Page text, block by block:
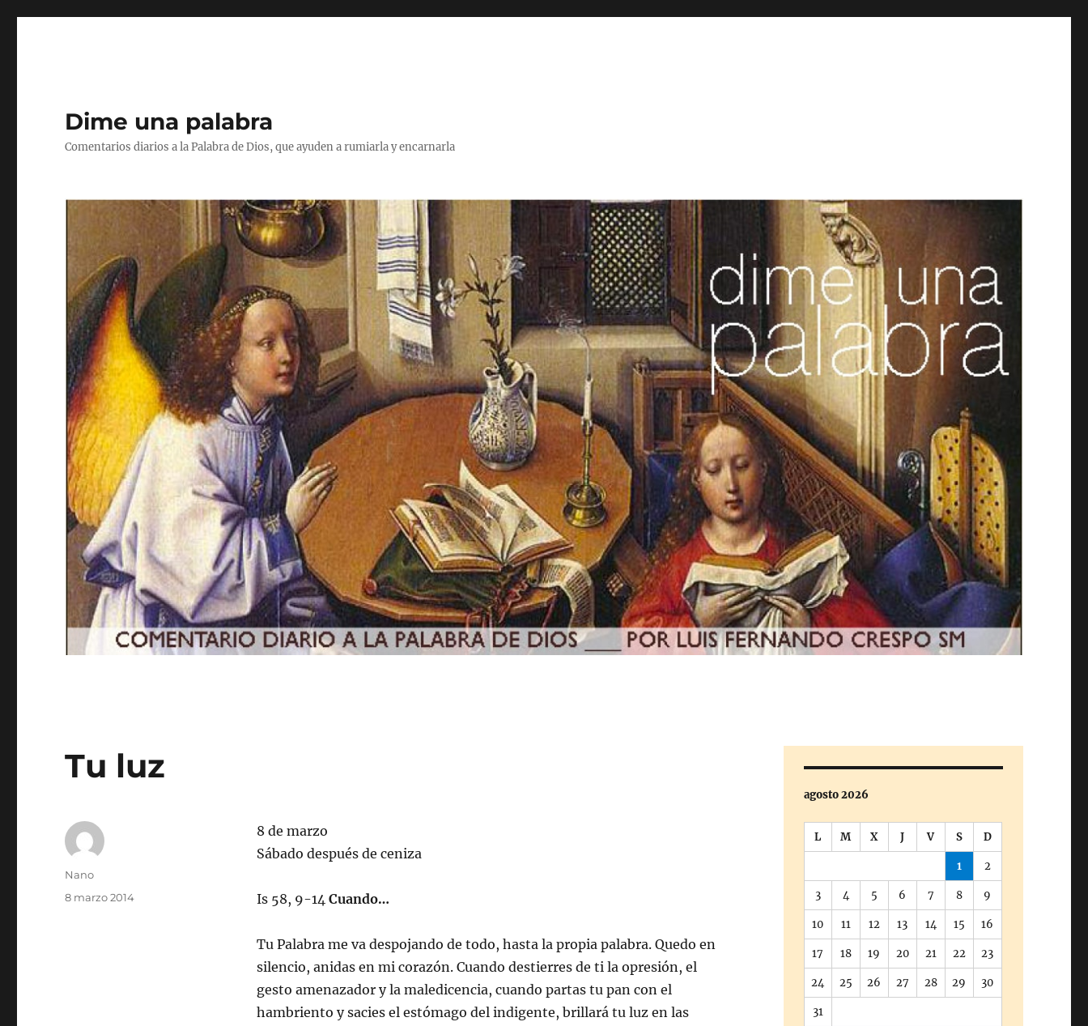
Dime una palabra
Comentarios diarios a la Palabra de Dios, que ayuden a rumiarla y encarnarla
Tu luz
8 de marzo
Sábado después de ceniza
Is 58, 9-14 Cuando…
Tu Palabra me va despojando de todo, hasta la propia palabra. Quedo en
silencio, anidas en mi corazón. Cuando destierres de ti la opresión, el
gesto amenazador y la maledicencia, cuando partas tu pan con el
hambriento y sacies el estómago del indigente, brillará tu luz en las
Autor
Nano
Publicado
8 marzo 2014
agosto 2026
L M X J V S D
1 2
3 4 5 6 7 8 9
10 11 12 13 14 15 16
17 18 19 20 21 22 23
24 25 26 27 28 29 30
31